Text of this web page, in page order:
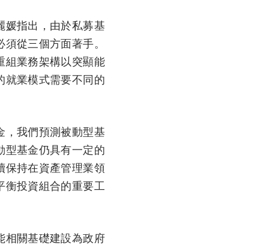
媛指出，由於私募基
從三個方面著手。
組業務架構以突顯能
就業模式需要不同的
，我們預測被動型基
型基金仍具有一定的
保持在資產管理業領
衡投資組合的重要工
相關基礎建設為政府